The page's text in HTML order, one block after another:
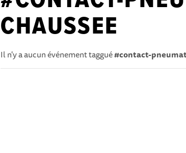
CHAUSSEE
Il n'y a aucun événement taggué#contact-